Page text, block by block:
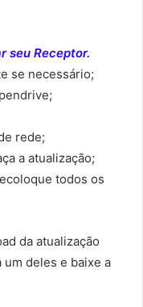
seu Receptor.
se necessário;
rede;
a atualização;
todos os
da atualização
deles e baixe a